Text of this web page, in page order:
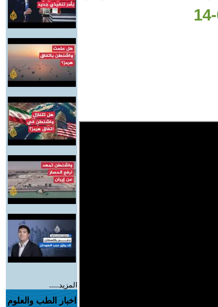
المزيد.....
اخبار الطب والعلوم